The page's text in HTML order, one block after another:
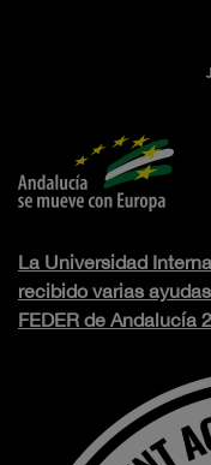
La Universidad
recibido varias
FEDER de Andalucía